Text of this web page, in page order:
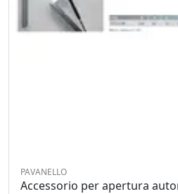
PAVANELLO
Accessorio per apertura